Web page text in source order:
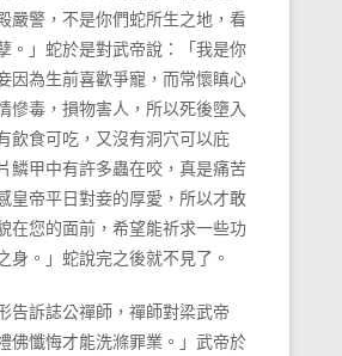
嚴警，不是你們蛇所生之地，看
。」蛇於是對武帝說：「我是你
因為生前喜歡爭寵，而常懷瞋心
慘毒，損物害人，所以死後墮入
飲食可吃，又沒有洞穴可以庇
鱗甲中有許多蟲在咬，真是痛苦
皇帝平日對妾的厚愛，所以才敢
在您的面前，希望能祈求一些功
身。」蛇說完之後就不見了。
告訴誌公禪師，禪師對梁武帝
佛懺悔才能洗滌罪業。」武帝於